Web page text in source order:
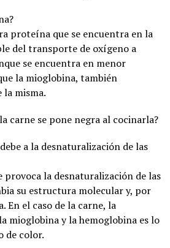
proteína que se encuentra en la
del transporte de oxígeno a
se encuentra en menor
la mioglobina, también
misma.
carne se pone negra al cocinarla?
a la desnaturalización de las
provoca la desnaturalización de las
su estructura molecular y, por
En el caso de la carne, la
mioglobina y la hemoglobina es lo
de color.